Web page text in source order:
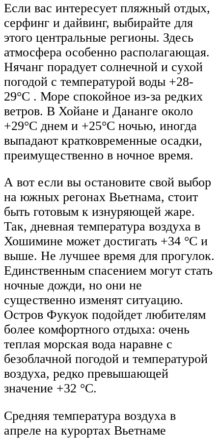
Если вас интересует пляжный отдых,
серфинг и дайвинг, выбирайте для
этого центральные регионы. Здесь
атмосфера особенно располагающая.
Нячанг порадует солнечной и сухой
погодой с температурой воды +28-
29°С . Море спокойное из-за редких
ветров. В Хойане и Дананге около
+29°С днем и +25°С ночью, иногда
выпадают кратковременные осадки,
преимущественно в ночное время.
А вот если вы остановите свой выбор
на южных регонах Вьетнама, стоит
быть готовым к изнуряющей жаре.
Так, дневная температура воздуха в
Хошимине может достигать +34 °С и
выше. Не лучшее время для прогулок.
Единственным спасением могут стать
ночные дожди, но они не
существенно изменят ситуацию.
Остров Фукуок подойдет любителям
более комфортного отдыха: очень
теплая морская вода наравне с
безоблачной погодой и температурой
воздуха, редко превышающей
значение +32 °С.
Средняя температура воздуха в
апреле на курортах Вьетнаме